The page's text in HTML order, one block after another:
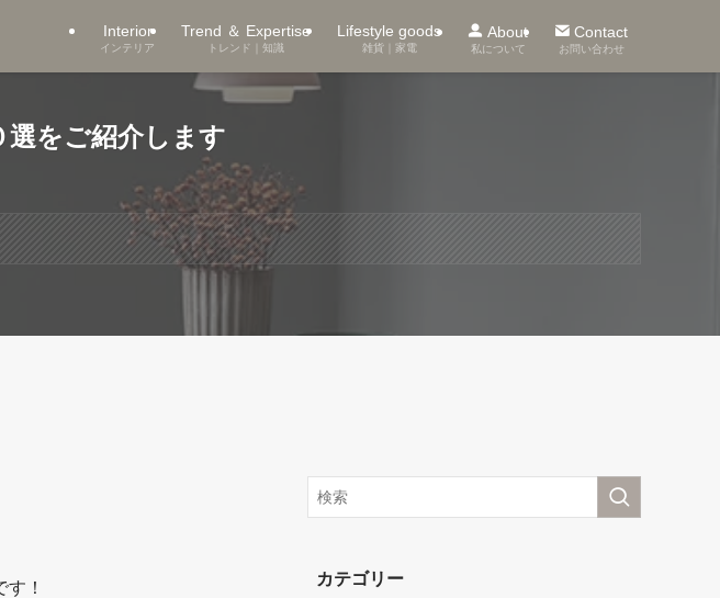
Interior
インテリア
Trend ＆ Expertise
トレンド｜知識
Lifestyle goods
雑貨｜家電
About
私について
Contact
お問い合わせ
選をご紹介します
！ カテゴリー